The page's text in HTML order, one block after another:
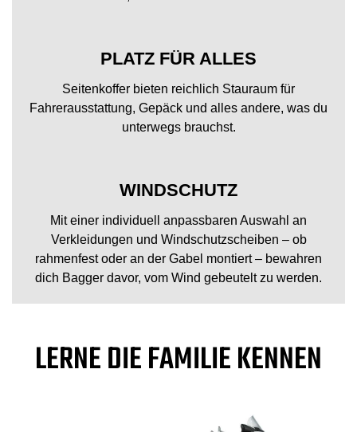
PLATZ FÜR ALLES
Seitenkoffer bieten reichlich Stauraum für
Fahrerausstattung, Gepäck und alles andere, was du
unterwegs brauchst.
WINDSCHUTZ
Mit einer individuell anpassbaren Auswahl an
Verkleidungen und Windschutzscheiben – ob
rahmenfest oder an der Gabel montiert – bewahren
dich Bagger davor, vom Wind gebeutelt zu werden.
LERNE DIE FAMILIE KENNEN